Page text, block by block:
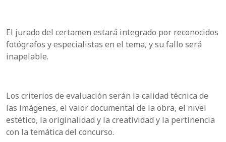
El jurado del certamen estará integrado por reconocidos
fotógrafos y especialistas en el tema, y su fallo será
inapelable.
Los criterios de evaluación serán la calidad técnica de
las imágenes, el valor documental de la obra, el nivel
estético, la originalidad y la creatividad y la pertinencia
con la temática del concurso.